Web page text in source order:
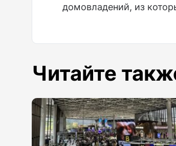
домовладений, из
Читайте